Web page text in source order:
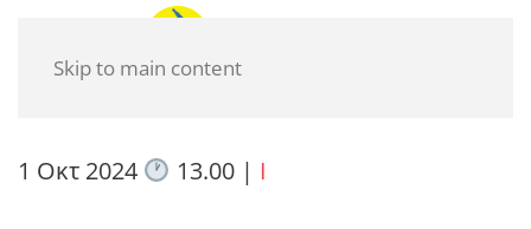
Skip to main content
1 Οκτ 2024 13.00| I